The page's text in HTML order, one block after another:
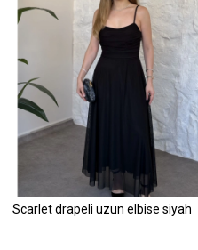
Scarlet drapeli uzun elbise siyah